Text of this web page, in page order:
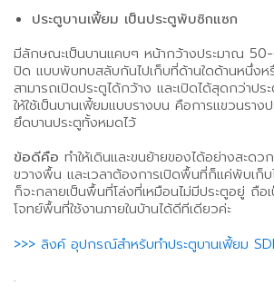
ประตูบานเฟี้ยม เป็นประตูพับซิกแซก
มีลักษณะเป็นบานแคบๆ หน้ากว้างประมาณ
ปิด แบบพับทบสลับกันไปเก็บที่ด้านใดด้านหนึ่งห
สามารถเปิดประตูได้กว้าง และเปิดได้สุดกว่าปร
ให้ใช้เป็นบานเฟี้ยมแบบรางบน คือการแขวนราง
ยึดบานประตูทั้งหมดไว้
ข้อดีคือ ทำให้เดินและขนย้ายของได้อย่างสะดว
ขวางพื้น และเวลาต้องการเปิดพื้นที่ก็แค่พับเก็
ก็จะกลายเป็นพื้นที่โล่งที่เหมือนไม่มีประตูอยู่ ถื
โจทย์พื้นที่ใช้งานภายในบ้านได้ดีทีเดียวค่ะ
>>> ลิงค์ อุปกรณ์สำหรับทำประตูบานเฟี้ยม
.